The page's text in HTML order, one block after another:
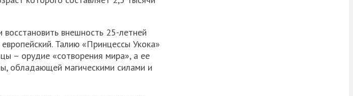
внешность 25-летней
Талию «Принцессы Укока»
– орудие «сотворения мира», а ее
обладающей магическими силами и